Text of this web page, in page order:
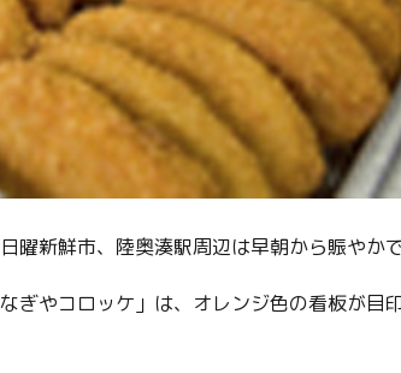
新鮮市、陸奥湊駅周辺は早朝から賑やかで
ぎやコロッケ」は、オレンジ色の看板が目